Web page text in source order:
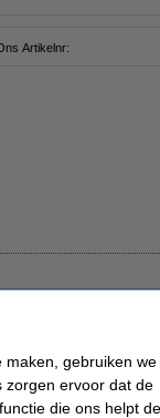
Artikelnr:
A15CR of A22C 3D
maken, gebruiken we
zorgen ervoor dat de
die ons helpt de